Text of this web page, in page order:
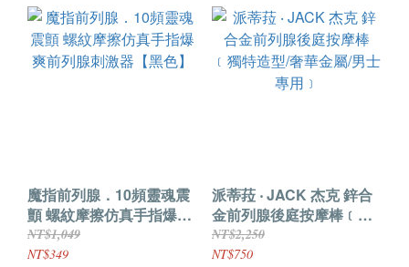
魔指前列腺．10頻靈魂震
顫 螺紋摩擦仿真手指爆爽
前列腺刺激器【黑色】
NT$1,049
NT$349
派蒂菈 ‧ JACK 杰克 鋅合
金前列腺後庭按摩棒﹝獨
特造型/奢華金屬/男士專
用﹞
NT$2,250
NT$750